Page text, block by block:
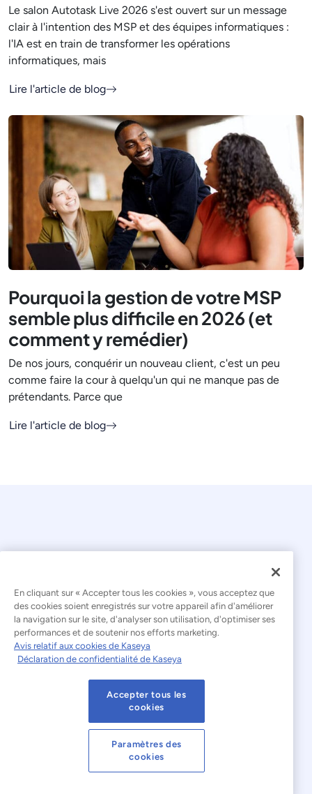
Le salon Autotask Live 2026 s'est ouvert sur un message
clair à l'intention des MSP et des équipes informatiques :
l'IA est en train de transformer les opérations
informatiques, mais
Lire l'article de blog
Pourquoi la gestion de votre MSP
semble plus difficile en 2026 (et
comment y remédier)
De nos jours, conquérir un nouveau client, c'est un peu
comme faire la cour à quelqu'un qui ne manque pas de
prétendants. Parce que
Lire l'article de blog
© 2026 Kaseya. Tous droits réservés.
Français
Déclaration relative à l'esclavage moderne
Mentions légales
Conditions d'utilisation du site web
Déclaration de confidentialité
Avis relatif aux cookies
En cliquant sur « Accepter tous les cookies », vous acceptez que
des cookies soient enregistrés sur votre appareil afin d'améliorer
la navigation sur le site, d'analyser son utilisation, d'optimiser ses
performances et de soutenir nos efforts marketing.
Avis relatif aux cookies de Kaseya
Déclaration de confidentialité de Kaseya
Accepter tous les
cookies
Paramètres des
cookies